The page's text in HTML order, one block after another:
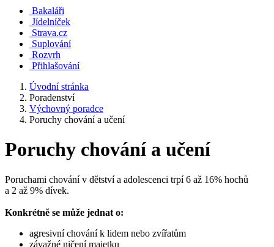
Bakaláři
Jídelníček
Strava.cz
Suplování
Rozvrh
Přihlašování
Úvodní stránka
Poradenství
Výchovný poradce
Poruchy chování a učení
Poruchy chování a učení
Poruchami chování v dětství a adolescenci trpí 6 až 16% hochů
a 2 až 9% dívek.
Konkrétně se může jednat o:
agresivní chování k lidem nebo zvířatům
závažné ničení majetku